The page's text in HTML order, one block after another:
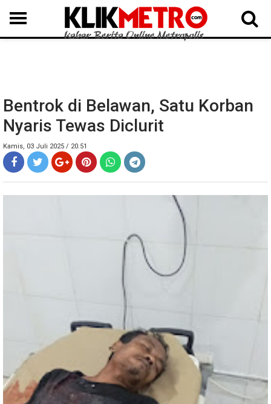
MEDAN LANGKAT DAIRI SAMOSIR TAPUT BATUBARA DELISERDANG
Bentrok di Belawan, Satu Korban
Nyaris Tewas Diclurit
Kamis, 03 Juli 2025 / 20.51